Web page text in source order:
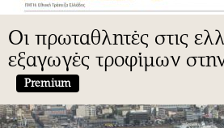
Οι πρωταθλητές στις
εξαγωγές τροφίμων
Premium